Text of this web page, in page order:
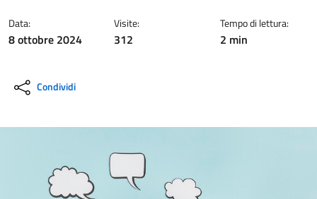
Data:
8 ottobre 2024
Visite:
312
Tempo di lettura:
2 min
Condividi